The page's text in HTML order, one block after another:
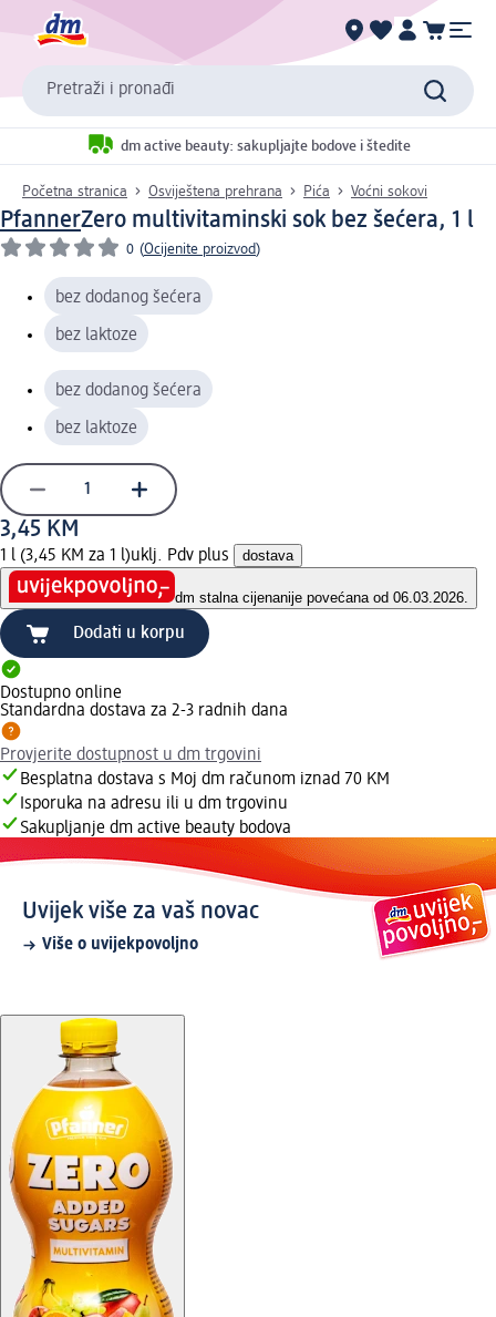
Pretraži i pronađi
dm active beauty: sakupljajte bodove i štedite
Početna stranica Osviještena prehrana Pića Voćni sokovi
PfannerZero multivitaminski sok bez šećera, 1 l
0 (Ocijenite proizvod)
bez dodanog šećera
bez laktoze
bez dodanog šećera
bez laktoze
3,45 KM
1 l (3,45 KM za 1 l)uklj. Pdv plus dostava
dm stalna cijenanije povećana od 06.03.2026.
Dodati u korpu
Dostupno online
Standardna dostava za 2-3 radnih dana
Provjerite dostupnost u dm trgovini
Besplatna dostava s Moj dm računom iznad 70 KM
Isporuka na adresu ili u dm trgovinu
Sakupljanje dm active beauty bodova
Uvijek više za vaš novac
Više o uvijekpovoljno